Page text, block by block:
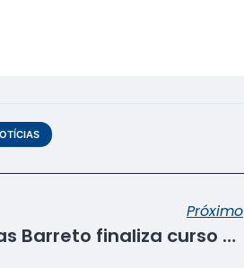
Próximo
Unidade de Tobias Barreto finaliza curso de Técnicas em vendas e atendimento ao cliente em Itabaianinha